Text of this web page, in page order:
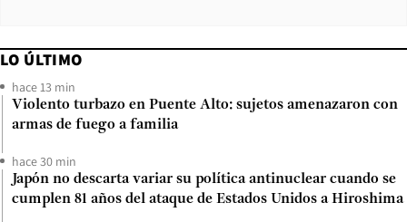
LO ÚLTIMO
hace 13 min
Violento turbazo en Puente Alto: sujetos amenazaron con
armas de fuego a familia
hace 30 min
Japón no descarta variar su política antinuclear cuando se
cumplen 81 años del ataque de Estados Unidos a Hiroshima